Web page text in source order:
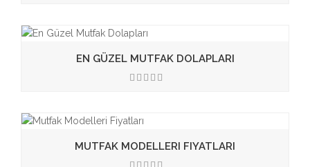
EN GÜZEL MUTFAK DOLAPLARI
MUTFAK MODELLERI FIYATLARI